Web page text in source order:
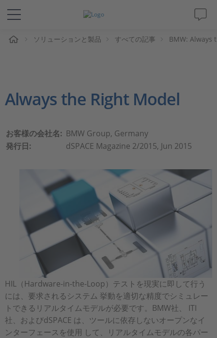
ソリューションと製品
動画
Magazine
採用情報
ソリューションと製品 すべての記事 BMW: Always
Always the Right Model
お客様の会社名: BMW Group, Germany
発行日:
dSPACE Magazine 2/2015, Jun 2015
HIL（Hardware-in-the-Loop）テストを現実に即して行う
には、要求されるシステム 挙動を適切な精度でシミュレー
トできるリアルタイムモデルが必要です。BMW社、 ITI
社、およびdSPACE は、ツールに依存しないオープンなイ
ンターフェースを使用 して、リアルタイムモデルの各パー